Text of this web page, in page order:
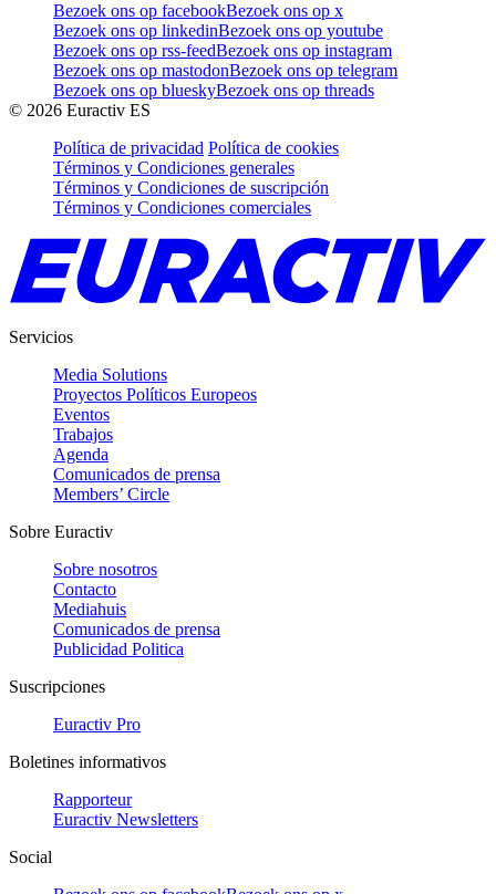
Bezoek ons op facebookBezoek ons op x
Bezoek ons op linkedinBezoek ons op youtube
Bezoek ons op rss-feedBezoek ons op instagram
Bezoek ons op mastodonBezoek ons op telegram
Bezoek ons op blueskyBezoek ons op threads
© 2026 Euractiv ES
Política de privacidad Política de cookies
Términos y Condiciones generales
Términos y Condiciones de suscripción
Términos y Condiciones comerciales
Servicios
Media Solutions
Proyectos Políticos Europeos
Eventos
Trabajos
Agenda
Comunicados de prensa
Members’ Circle
Sobre Euractiv
Sobre nosotros
Contacto
Mediahuis
Comunicados de prensa
Publicidad Politica
Suscripciones
Euractiv Pro
Boletines informativos
Rapporteur
Euractiv Newsletters
Social